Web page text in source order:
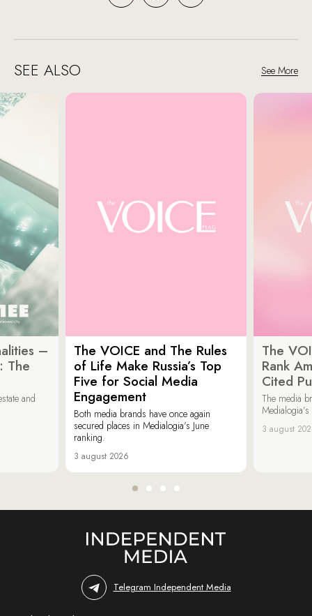
SEE ALSO See More
–
The
and
The VOICE and The Rules
of Life Make Russia’s Top
Five for Social Media
Engagement
Both media brands have once again
secured places in Medialogia’s June
ranking.
3 august 2026
The
Rank
Cited
The media
3 august
Telegram Independent Media